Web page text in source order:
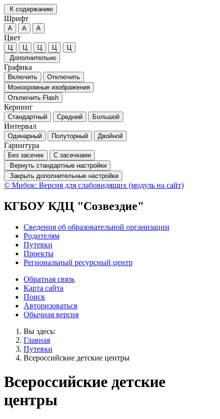
К содержанию
Шрифт
А А А
Цвет
Ц Ц Ц Ц
Ц
Дополнительно
Графика
Включить
Отключить
Монохромные изображения
Отключить Flash
Кернинг
Стандартный Средний Большой
Интервал
Одинарный Полуторный Двойной
Гарнитура
Без засечек
С засечками
Вернуть стандартные настройки
Закрыть дополнительные настройки
© Мибок: Версия для слабовидящих (модуль на сайт)
КГБОУ КДЦ "Созвездие"
Сведения об образовательной организации
Родителям
Путевки
Проекты
Региональный ресурсный центр
Обратная связь
Карта сайта
Поиск
Авторизоваться
Обычная версия
Вы здесь:
Главная
Путевки
Всероссийские детские центры
Всероссийские детские
центры